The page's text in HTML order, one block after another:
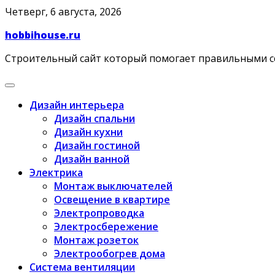
Skip
content
Четверг, 6 августа, 2026
hobbihouse.ru
Строительный сайт который помогает правильными
Дизайн интерьера
Дизайн спальни
Дизайн кухни
Дизайн гостиной
Дизайн ванной
Электрика
Монтаж выключателей
Освещение в квартире
Электропроводка
Электросбережение
Монтаж розеток
Электрообогрев дома
Система вентиляции